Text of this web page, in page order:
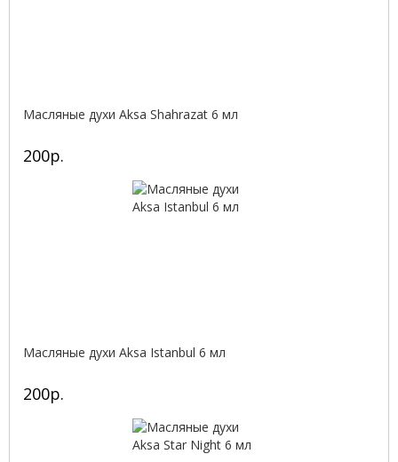
Масляные духи Aksa Shahrazat 6 мл
200р.
Масляные духи Aksa Istanbul 6 мл
200р.